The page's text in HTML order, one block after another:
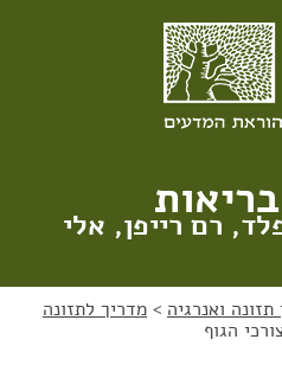
רם רייפן, אלי
ואנרגיה > מדריך לתזונה
הגוף